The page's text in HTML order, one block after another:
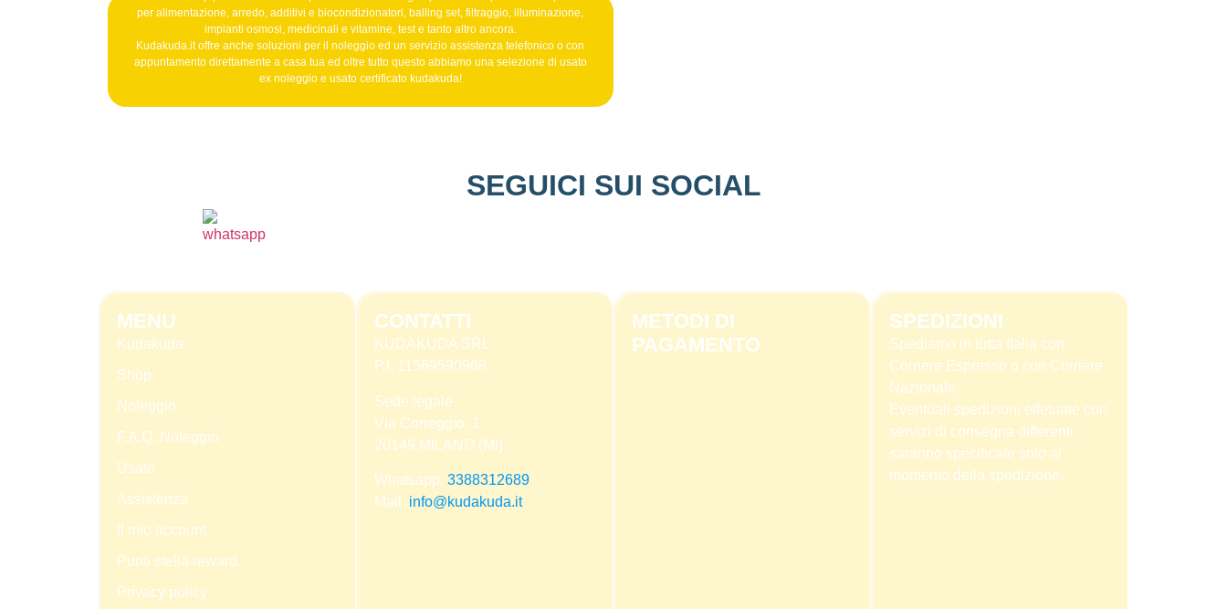
per alimentazione, arredo, additivi e biocondizionatori, balling set, filtraggio, illuminazione,
impianti osmosi, medicinali e vitamine, test e tanto altro ancora.
Kudakuda.it offre anche soluzioni per il noleggio ed un servizio assistenza telefonico o con
appuntamento direttamente a casa tua ed oltre tutto questo abbiamo una selezione di usato
ex noleggio e usato certificato kudakuda!
SEGUICI SUI SOCIAL
MENU
Kudakuda
Shop
Noleggio
F.A.Q. Noleggio
Usato
Assistenza
Il mio account
Punti stella reward
Privacy policy
CONTATTI
KUDAKUDA SRL
P.I. 11569590968
Sede legale
Via Correggio, 1
20149 MILANO (MI)
Whatsapp: 3388312689
Mail: info@kudakuda.it
METODI DI
PAGAMENTO
SPEDIZIONI
Spediamo in tutta Italia con
Corriere Espresso o con Corriere
Nazionale.
Eventuali spedizioni effetuate con
servizi di consegna differenti
saranno specificate solo al
momento della spedizione.